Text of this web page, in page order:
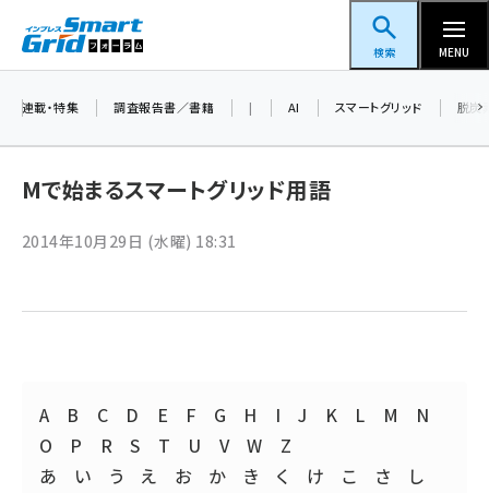
ン
スマートグリッドフォーラム
検索 MENU
蓄電池 (416)
ngn (294)
大串 (234)
aitras (200)
連載・特集 調査報告書／書籍 | AI スマートグリッド 脱炭
Mで始まるスマートグリッド用語
2014年10月29日 (水曜) 18:31
A B C D E F G H I J K L M
N
O
P R S T U V W
Z
あ
い う え お か き く け こ さ
し